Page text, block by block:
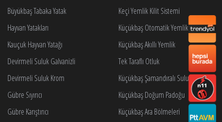
Büyükbaş Tabaka Yatak
Hayvan Yatakları
Kauçuk Hayvan Yatağı
Devirmeli Suluk Galvanizli
Devirmeli Suluk Krom
Gübre Sıyırıcı
Gübre Karıştırıcı
Keçi Yemlik Kilit Sistemi
Küçükbaş Otomatik Yemlik Kilidi
Küçükbaş Akıllı Yemlik
Tek Taraflı Otluk
Küçükbaş Şamandıralı Suluk
Küçükbaş Doğum Padoğu
Küçükbaş Ara Bölmeleri